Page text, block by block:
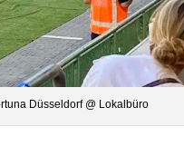
Düs­sel­dorf @ Lokalbüro